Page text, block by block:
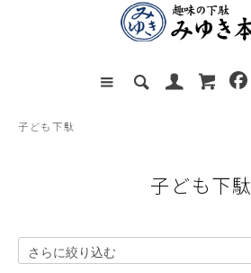
子ども下駄
子ども下駄